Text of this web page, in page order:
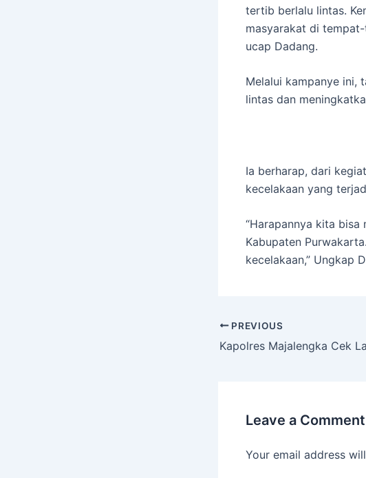
tertib berlalu lintas.
masyarakat di
ucap Dadang.
Melalui kampanye ini,
lintas dan
Ia berharap, dari
kecelakaan yang
“Harapannya kita
Kabupaten
kecelakaan,” Ungkap
PREVIOUS
Leave a Comment
Your email address